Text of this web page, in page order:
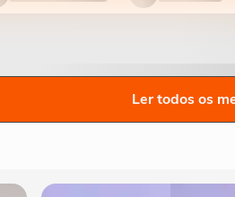
Ler todos os